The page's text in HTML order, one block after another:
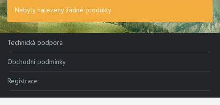
Eagle S200 - NEW!!!
Eagle S100 - NEW!!!
XX1 Eagle AXS
Nebyly nalezeny žádné produkty
Technická podpora
Obchodní podmínky
Registrace
Reklamace